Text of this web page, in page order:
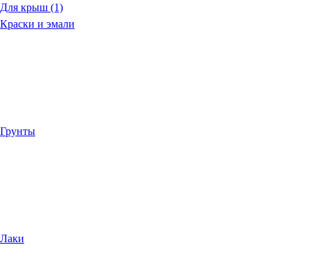
Для крыш (1)
Краски и эмали
Грунты
Лаки